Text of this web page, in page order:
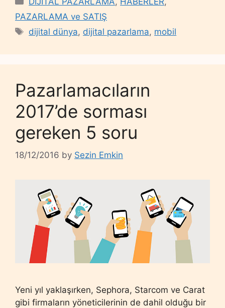
PAZARLAMA ve SATIŞ
Tags
dijital dünya, dijital pazarlama, mobil
Pazarlamacıların
2017’de sorması
gereken 5 soru
18/12/2016 by Sezin Emkin
Yeni yıl yaklaşırken, Sephora, Starcom ve Carat
gibi firmaların yöneticilerinin de dahil olduğu bir